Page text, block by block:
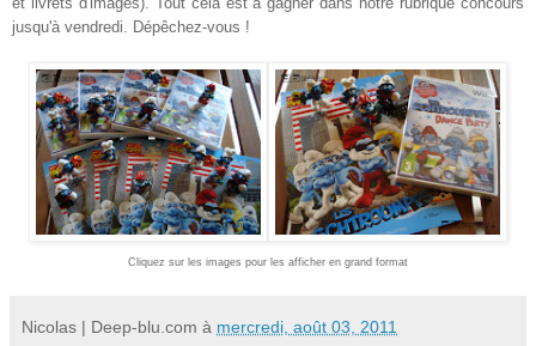
jusqu'à vendredi. Dépêchez-vous !
Cliquez sur les images pour les afficher en grand format
Nicolas | Deep-blu.com à mercredi, août 03, 2011